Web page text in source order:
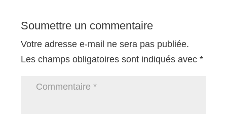
Soumettre un commentaire
Votre adresse e-mail ne sera pas publiée.
Les champs obligatoires sont indiqués avec*